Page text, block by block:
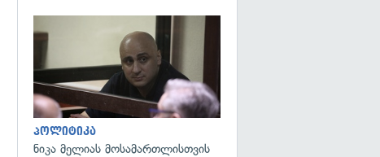
პოლიტიკა
ნიკა მელიას მოსამართლისთვის